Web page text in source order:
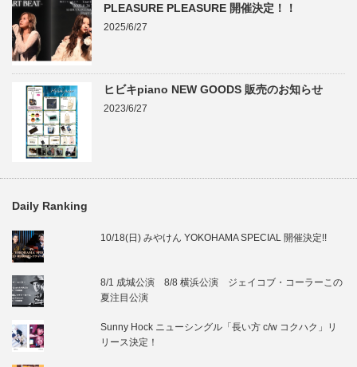
PLEASURE PLEASURE 開催決定！！
2025/6/27
ヒビキpiano NEW GOODS 販売のお知らせ
2023/6/27
Daily Ranking
10/18(日) みやけん YOKOHAMA SPECIAL 開催決定!!
8/1 成城公演 8/8 横浜公演 ジェイコブ・コーラーこの
夏注目公演
Sunny Hock ニューシングル「長い方 c/w コクハク」リ
リース決定！